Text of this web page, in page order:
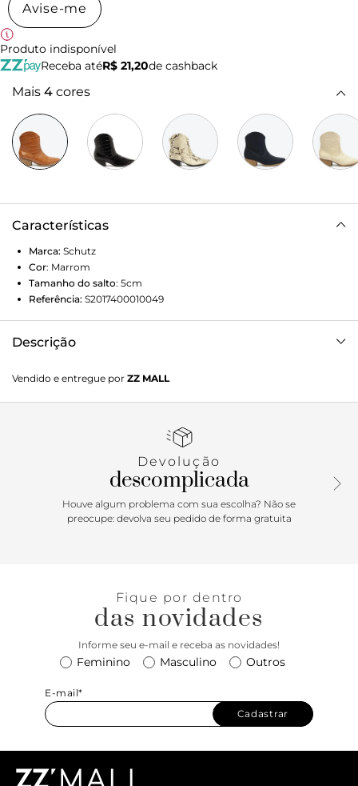
Avise-me
Produto indisponível
Receba atéR$ 21,20de cashback
Mais 4 cores
Características
Marca: Schutz
Cor: Marrom
Tamanho do salto: 5cm
Referência: S2017400010049
Descrição
fino, detalhe que adiciona um toque elegante ao shape. De
fácil calce, é aquela aposta casual para os looks de todos os
Vendido e entregue por ZZ MALL
Devolução
descomplicada
Houve algum problema com sua escolha? Não se
preocupe: devolva seu pedido de forma gratuita
Fique por dentro
das novidades
Informe seu e-mail e receba as novidades!
Feminino Masculino Outros
E-mail*
Cadastrar